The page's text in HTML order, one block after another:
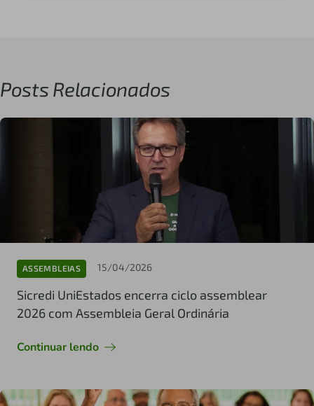
Posts Relacionados
ASSEMBLEIAS 15/04/2026
Sicredi UniEstados encerra ciclo assemblear
2026 com Assembleia Geral Ordinária
Continuar lendo